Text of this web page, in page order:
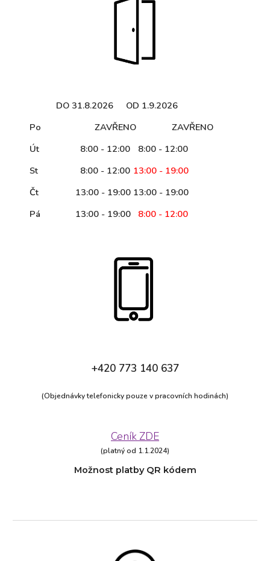
DO 31.8.2026
OD 1.9.2026
Po
ZAVŘENO
ZAVŘENO
Út
8:00 - 12:00
8:00 - 12:00
St
8:00 - 12:00 13:00 - 19:00
Čt
13:00 - 19:00 13:00 - 19:00
Pá
13:00 - 19:00 8:00 - 12:00
+420 773 140 637
(Objednávky telefonicky pouze v pracovních hodinách)
Ceník ZDE
(platný od 1.1.2024)
Možnost platby QR kódem